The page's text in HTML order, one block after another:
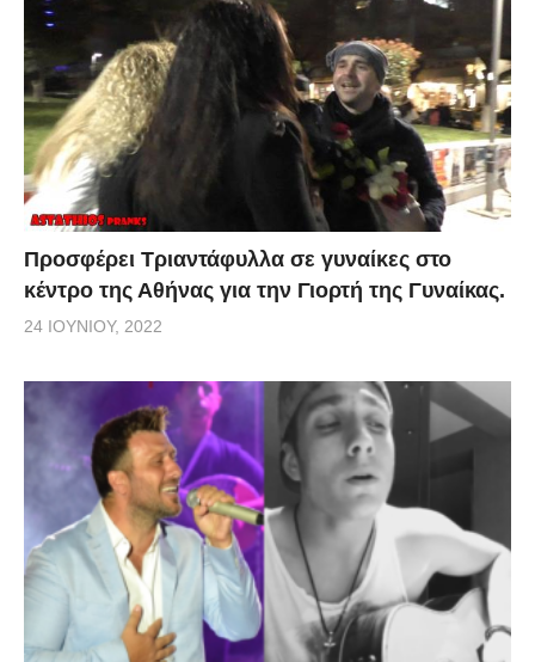
Προσφέρει Τριαντάφυλλα σε γυναίκες στο
κέντρο της Αθήνας για την Γιορτή της Γυναίκας.
24 ΙΟΥΝΊΟΥ, 2022